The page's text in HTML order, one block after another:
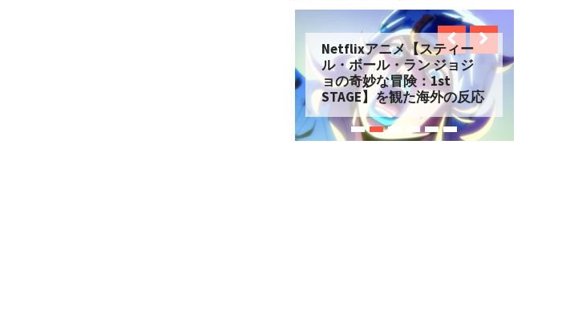
Netflixアニメ【スティー
ル・ボール・ラン ジョジ
ョの奇妙な冒険：1st
STAGE】を観た海外の反応